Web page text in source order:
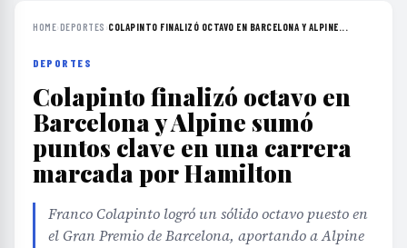
HOME›DEPORTES ›COLAPINTO FINALIZÓ OCTAVO EN BARCELONA Y ALPINE...
DEPORTES
Colapinto finalizó octavo en
Barcelona y Alpine sumó
puntos clave en una carrera
marcada por Hamilton
Franco Colapinto logró un sólido octavo puesto en
el Gran Premio de Barcelona, aportando a Alpine